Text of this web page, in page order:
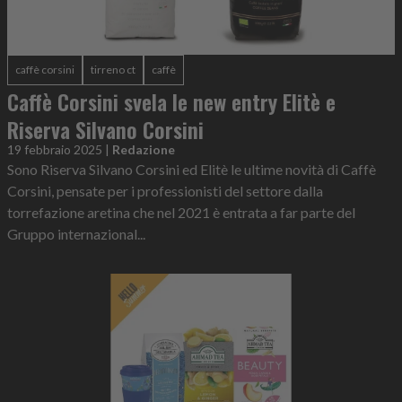
caffè corsini tirreno ct caffè
Caffè Corsini svela le new entry Elitè e
Riserva Silvano Corsini
19 febbraio 2025 | Redazione
Sono Riserva Silvano Corsini ed Elitè le ultime novità di Caffè
Corsini, pensate per i professionisti del settore dalla
torrefazione aretina che nel 2021 è entrata a far parte del
Gruppo internazional...